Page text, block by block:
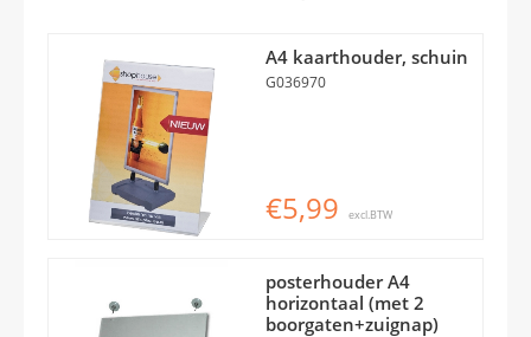
A4 kaarthouder, schuin
G036970
€5,99 excl.BTW
posterhouder A4
horizontaal (met 2
boorgaten+zuignap)